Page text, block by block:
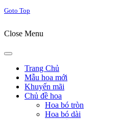
Goto Top
Close Menu
Trang Chủ
Mẫu hoa mới
Khuyến mãi
Chủ đề hoa
Hoa bó tròn
Hoa bó dài